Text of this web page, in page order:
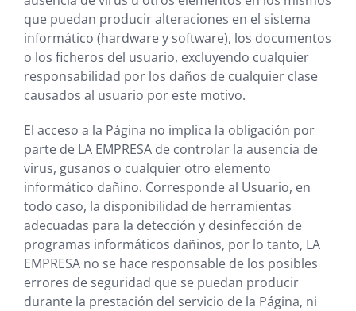
que puedan producir alteraciones en el sistema
informático (hardware y software), los documentos
o los ficheros del usuario, excluyendo cualquier
responsabilidad por los daños de cualquier clase
causados al usuario por este motivo.
El acceso a la Página no implica la obligación por
parte de LA EMPRESAde controlar la ausencia de
virus, gusanos o cualquier otro elemento
informático dañino. Corresponde al Usuario, en
todo caso, la disponibilidad de herramientas
adecuadas para la detección y desinfección de
programas informáticos dañinos, por lo tanto, LA
EMPRESAno se hace responsable de los posibles
errores de seguridad que se puedan producir
durante la prestación del servicio de la Página, ni